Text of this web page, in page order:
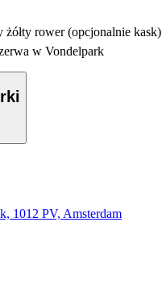
żółty rower (opcjonalnie kask)
w Vondelpark
1012 PV, Amsterdam